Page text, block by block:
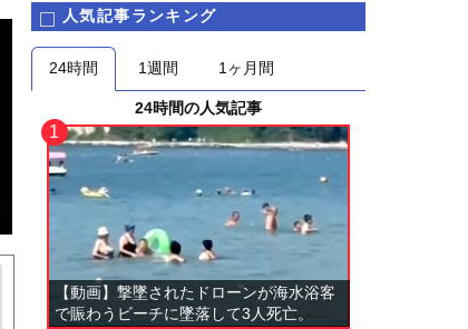
人気記事ランキング
24時間 1週間 1ヶ月間
24時間の人気記事
【動画】撃墜されたドローンが海水浴客
で賑わうビーチに墜落して3人死亡。